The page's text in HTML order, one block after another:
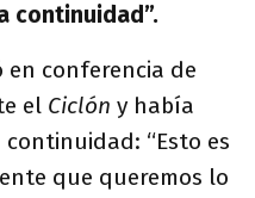
continuidad”.
en conferencia de
el Ciclón y había
“Esto es
que queremos lo